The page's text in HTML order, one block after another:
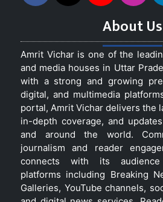
About Us
Amrit Vichar is one of the
and media houses in Uttar
with a strong and growing
digital, and multimedia
portal, Amrit Vichar delivers the
in-depth coverage, and
and around the world.
journalism and reader
connects with its
platforms including Breaking
Galleries, YouTube channels,